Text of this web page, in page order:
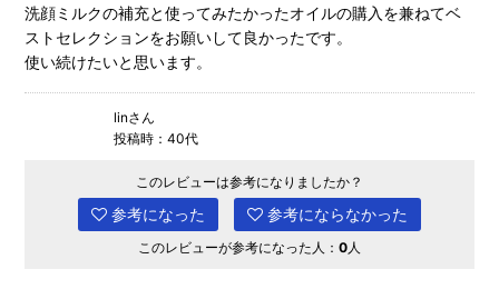
洗顔ミルクの補充と使ってみたかったオイルの購入を兼ねてベ
ストセレクションをお願いして良かったです。
使い続けたいと思います。
linさん
投稿時：40代
このレビューは参考になりましたか？
参考になった 参考にならなかった
このレビューが参考になった人： 0人